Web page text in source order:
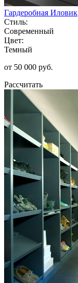
Гардеробная Иловик
Стиль:
Современный
Цвет:
Темный
от 50 000 руб.
Рассчитать